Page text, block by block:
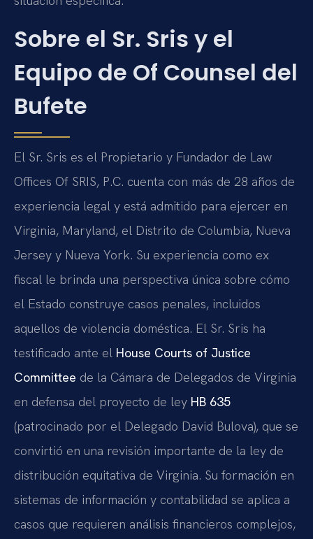
Sobre el Sr. Sris y el
Equipo de Of Counsel del
Bufete
El Sr. Sris es el Propietario y Fundador de Law
Offices Of SRIS, P.C. cuenta con más de 28 años de
experiencia legal y está admitido para ejercer en
Virginia, Maryland, el Distrito de Columbia, Nueva
Jersey y Nueva York. Su experiencia como ex
fiscal le brinda una perspectiva única sobre cómo
el Estado construye casos penales, incluidos
aquellos de violencia doméstica. El Sr. Sris ha
testificado ante el House Courts of Justice
Committee de la Cámara de Delegados de Virginia
en defensa del proyecto de ley HB 635
(patrocinado por el Delegado David Bulova), que se
convirtió en una revisión importante de la ley de
distribución equitativa de Virginia. Su formación en
sistemas de información y contabilidad se aplica a
casos que requieren análisis financieros complejos,